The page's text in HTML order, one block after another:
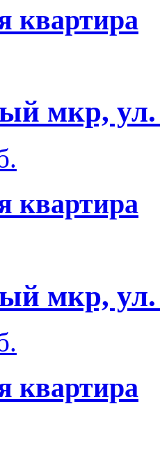
квартира
мкр,
квартира
мкр,
квартира